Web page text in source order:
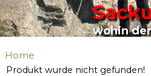
wohin
Home
Produkt wurde nicht gefunden!